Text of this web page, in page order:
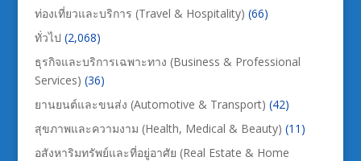
ท่องเที่ยวและบริการ (Travel & Hospitality) (66)
ทั่วไป (2,068)
ธุรกิจและบริการเฉพาะทาง (Business & Professional
Services) (36)
ยานยนต์และขนส่ง (Automotive & Transport) (42)
สุขภาพและความงาม (Health, Medical & Beauty) (11)
อสังหาริมทรัพย์และที่อยู่อาศัย (Real Estate & Home